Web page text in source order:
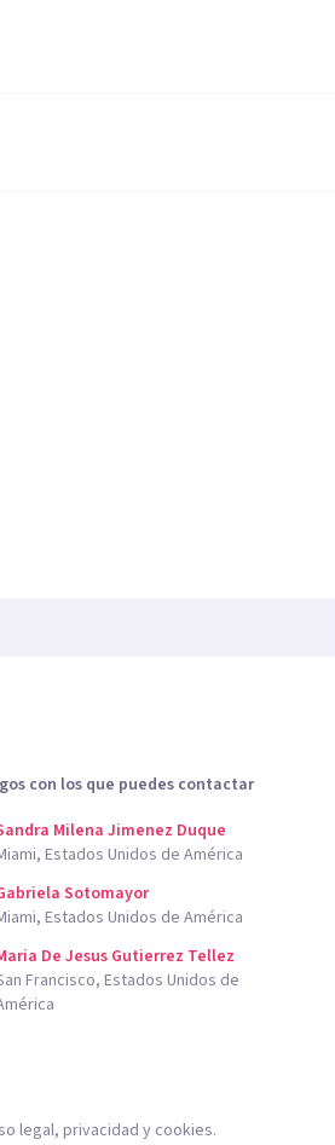
con los que puedes contactar
Milena Jimenez Duque
Estados Unidos de América
Sotomayor
Estados Unidos de América
De Jesus Gutierrez Tellez
Francisco, Estados Unidos de
legal, privacidad y cookies.